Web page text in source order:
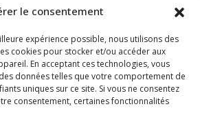
le consentement
expérience possible, nous utilisons des
cookies pour stocker et/ou accéder aux
En acceptant ces technologies, vous
données telles que votre comportement de
uniques sur ce site. Si vous ne consentez
consentement, certaines fonctionnalités